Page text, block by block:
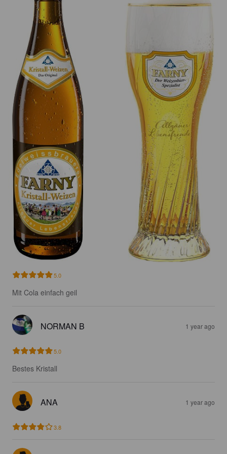
5.0
Mit Cola einfach geil
NORMAN B 1 year ago
5.0
Bestes Kristall
ANA 1 year ago
3.8